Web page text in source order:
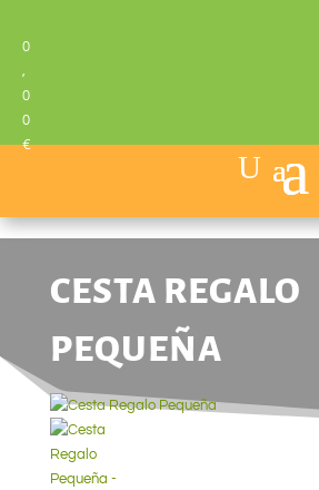
0
,
0
0
€
CESTA REGALO
PEQUEÑA